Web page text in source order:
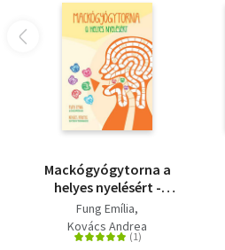
Mackógyógytorna a
helyes nyelésért -
Otthon végezhető
összetett feladatok
Fung Emília
Kovács Andrea